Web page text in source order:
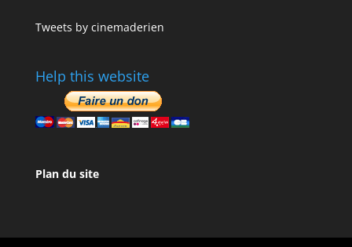
Tweets by cinemaderien
Help this website
Plan du site